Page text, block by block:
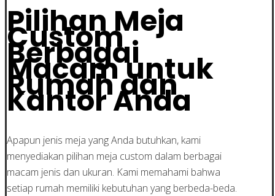
Pilihan Meja
Custom
Berbagai
Macam untuk
Rumah dan
Kantor Anda
Apapun jenis meja yang Anda butuhkan, kami
menyediakan pilihan meja custom dalam berbagai
macam jenis dan ukuran. Kami memahami bahwa
setiap rumah memiliki kebutuhan yang berbeda-beda.